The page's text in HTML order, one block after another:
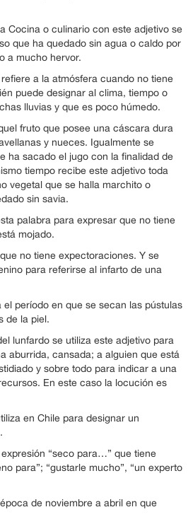
Cocina o culinario con este adjetivo se
que ha quedado sin agua o caldo por
a mucho hervor.
a la atmósfera cuando no tiene
puede designar al clima, tiempo o
lluvias y que es poco húmedo.
fruto que posee una cáscara dura
y nueces. Igualmente se
ha sacado el jugo con la finalidad de
tiempo recibe este adjetivo toda
vegetal que se halla marchito o
sin savia.
palabra para expresar que no tiene
mojado.
no tiene expectoraciones. Y se
para referirse al infarto de una
el período en que se secan las pústulas
de la piel.
lunfardo se utiliza este adjetivo para
aburrida, cansada; a alguien que está
y sobre todo para indicar a una
En este caso la locución es
en Chile para designar un
“seco para…” que tiene
para”; “gustarle mucho”, “un experto
de noviembre a abril en que